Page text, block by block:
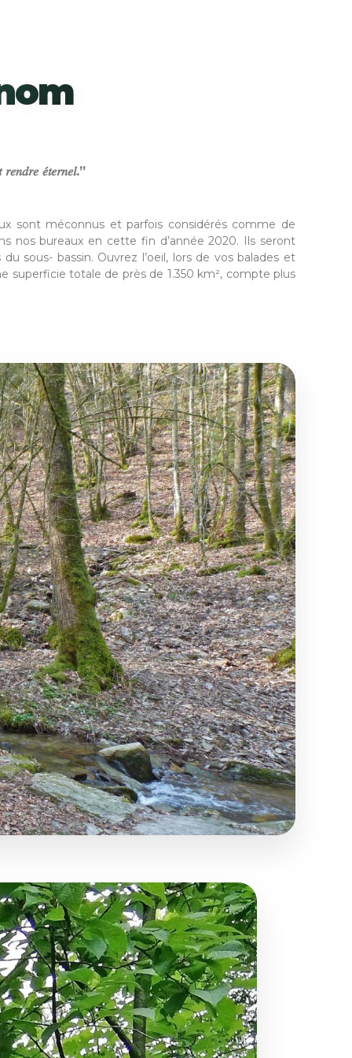
𝑒́𝑡𝑒𝑟𝑛𝑒𝑙.”
sont méconnus et parfois considérés comme de
nos bureaux en cette fin d’année 2020. Ils seront
sous- bassin. Ouvrez l’oeil, lors de vos balades et
superficie totale de près de 1.350 km², compte plus